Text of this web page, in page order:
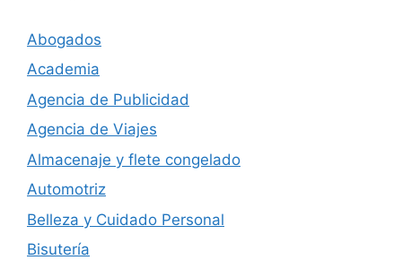
Abogados
Academia
Agencia de Publicidad
Agencia de Viajes
Almacenaje y flete congelado
Automotriz
Belleza y Cuidado Personal
Bisutería